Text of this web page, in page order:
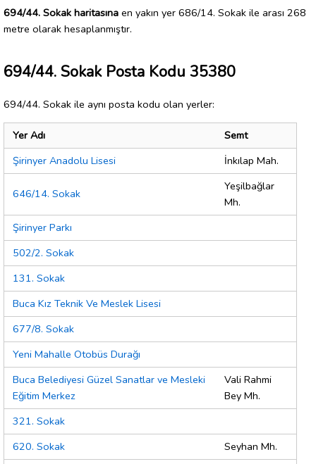
694/44. Sokak haritasına en yakın yer 686/14. Sokak ile arası 268
metre olarak hesaplanmıştır.
694/44. Sokak Posta Kodu 35380
694/44. Sokak ile aynı posta kodu olan yerler:
Yer Adı
Semt
Şirinyer Anadolu Lisesi
İnkılap Mah.
646/14. Sokak
Yeşilbağlar
Mh.
Şirinyer Parkı
502/2. Sokak
131. Sokak
Buca Kız Teknik Ve Meslek Lisesi
677/8. Sokak
Yeni Mahalle Otobüs Durağı
Buca Belediyesi Güzel Sanatlar ve Mesleki
Eğitim Merkez
Vali Rahmi
Bey Mh.
321. Sokak
620. Sokak
Seyhan Mh.